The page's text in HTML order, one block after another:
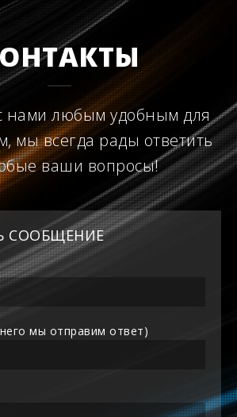
нами любым удобным для
мы всегда рады ответить
ваши вопросы!
СООБЩЕНИЕ
мы отправим ответ)